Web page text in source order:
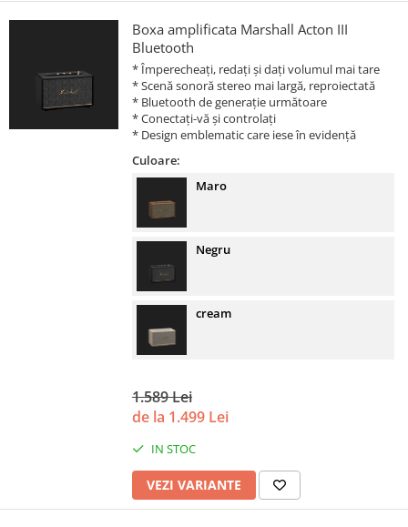
Boxa amplificata Marshall Acton III
Bluetooth
* Împerecheați, redați și dați volumul mai tare
* Scenă sonoră stereo mai largă, reproiectată
* Bluetooth de generație următoare
* Conectați-vă și controlați
* Design emblematic care iese în evidență
Culoare:
Maro
Negru
cream
1.589 Lei
de la 1.499 Lei
IN STOC
VEZI VARIANTE